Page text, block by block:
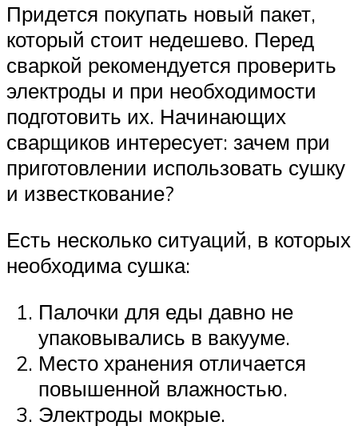
Придется покупать новый пакет,
который стоит недешево. Перед
сваркой рекомендуется проверить
электроды и при необходимости
подготовить их. Начинающих
сварщиков интересует: зачем при
приготовлении использовать сушку
и известкование?
Есть несколько ситуаций, в которых
необходима сушка:
Палочки для еды давно не
упаковывались в вакууме.
Место хранения отличается
повышенной влажностью.
Электроды мокрые.